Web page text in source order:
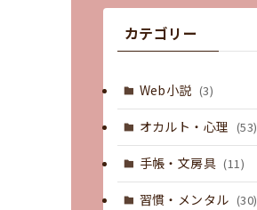
カテゴリー
Web小説 (3)
オカルト・心理 (53)
手帳・文房具 (11)
習慣・メンタル (30)